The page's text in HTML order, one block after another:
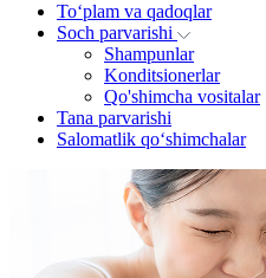
To‘plam va qadoqlar
Soch parvarishi
Shampunlar
Konditsionerlar
Qo'shimcha vositalar
Tana parvarishi
Salomatlik qo‘shimchalar